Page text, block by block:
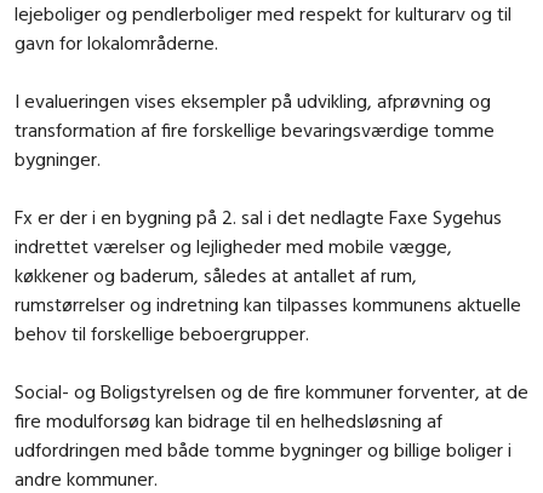
lejeboliger og pendlerboliger med respekt for kulturarv og til
gavn for lokalområderne.
I evalueringen vises eksempler på udvikling, afprøvning og
transformation af fire forskellige bevaringsværdige tomme
bygninger.
Fx er der i en bygning på 2. sal i det nedlagte Faxe Sygehus
indrettet værelser og lejligheder med mobile vægge,
køkkener og baderum, således at antallet af rum,
rumstørrelser og indretning kan tilpasses kommunens aktuelle
behov til forskellige beboergrupper.
Social- og Boligstyrelsen og de fire kommuner forventer, at de
fire modulforsøg kan bidrage til en helhedsløsning af
udfordringen med både tomme bygninger og billige boliger i
andre kommuner.